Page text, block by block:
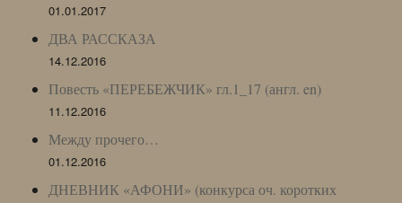
01.01.2017
ДВА РАССКАЗА
14.12.2016
Повесть «ПЕРЕБЕЖЧИК» гл.1_17 (англ. en)
11.12.2016
Между прочего…
01.12.2016
ДНЕВНИК «АФОНИ» (конкурса оч. коротких